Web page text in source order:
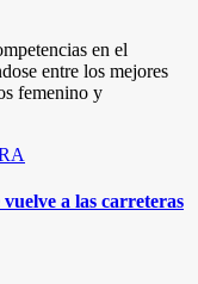
en el
entre los mejores
femenino y
a las carreteras